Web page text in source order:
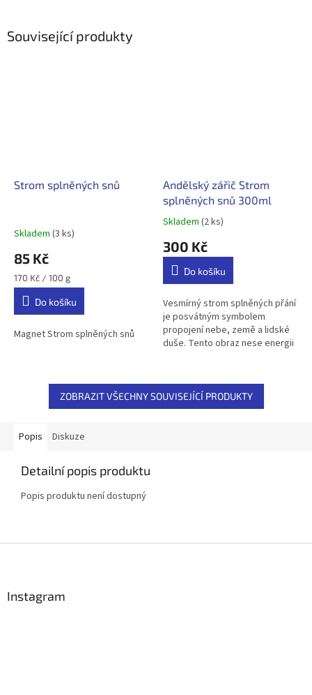
Související produkty
Strom splněných snů
Skladem (3 ks)
85 Kč
Měrná
cena:
170 Kč / 100 g
Do košíku
Magnet Strom splněných snů
Andělský zářič Strom
splněných snů 300ml
Průměrné
produktu
5,0
5
hvězdiček.
Skladem (2 ks)
300 Kč
Do košíku
Vesmírný strom splněných přání
je posvátným symbolem
propojení nebe, země a lidské
duše. Tento obraz nese energii
korunou...
ZOBRAZIT VŠECHNY SOUVISEJÍCÍ PRODUKTY
Popis Diskuze
Detailní popis produktu
Popis produktu není dostupný
Instagram